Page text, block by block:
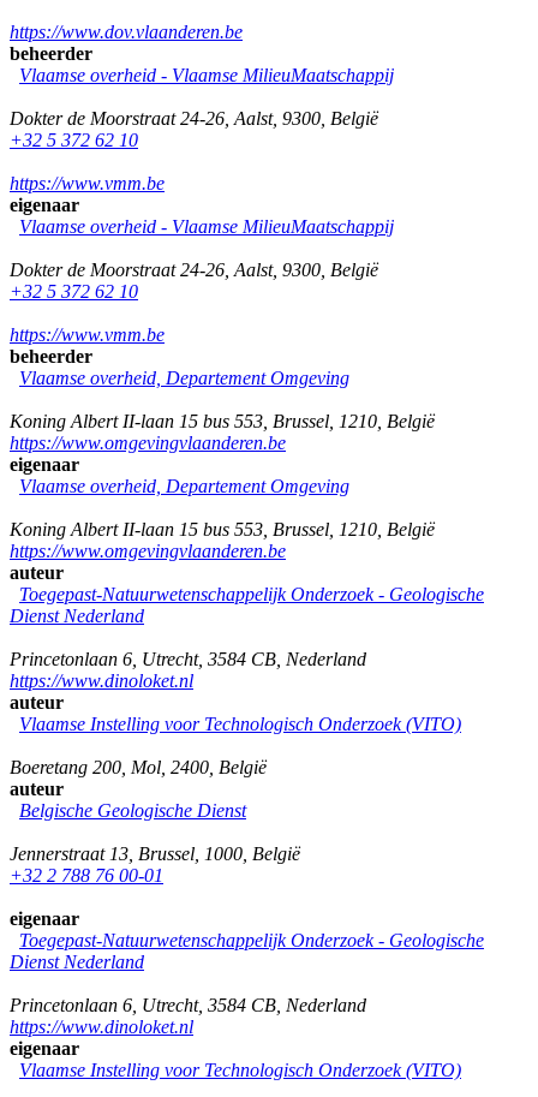
https://www.dov.vlaanderen.be
beheerder
Vlaamse overheid - Vlaamse MilieuMaatschappij
Dokter de Moorstraat 24-26 Aalst, 9300 België
+32 5 372 62 10
https://www.vmm.be
eigenaar
Vlaamse overheid - Vlaamse MilieuMaatschappij
Dokter de Moorstraat 24-26 Aalst, 9300 België
+32 5 372 62 10
https://www.vmm.be
beheerder
Vlaamse overheid, Departement Omgeving
Koning Albert II-laan 15 bus 553 Brussel 1210 België
https://www.omgevingvlaanderen.be
eigenaar
Vlaamse overheid, Departement Omgeving
Koning Albert II-laan 15 bus 553 Brussel 1210 België
https://www.omgevingvlaanderen.be
auteur
Toegepast-Natuurwetenschappelijk Onderzoek - Geologische
Dienst Nederland
Princetonlaan 6 Utrecht, 3584 CB Nederland
https://www.dinoloket.nl
auteur
Vlaamse Instelling voor Technologisch Onderzoek (VITO)
Boeretang 200 Mol 2400 België
auteur
Belgische Geologische Dienst
Jennerstraat 13 Brussel 1000 België
+32 2 788 76 00-01
eigenaar
Toegepast-Natuurwetenschappelijk Onderzoek - Geologische
Dienst Nederland
Princetonlaan 6 Utrecht, 3584 CB Nederland
https://www.dinoloket.nl
eigenaar
Vlaamse Instelling voor Technologisch Onderzoek (VITO)